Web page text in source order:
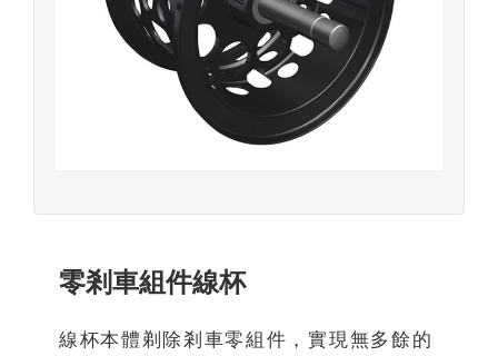
零剎車組件線杯
線杯本體剃除剎車零組件，實現無多餘的